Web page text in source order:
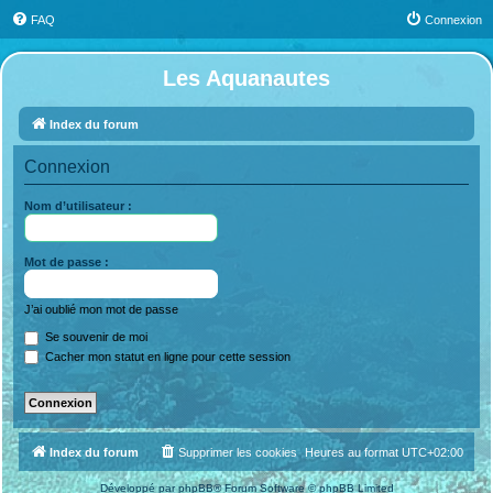
FAQ Connexion
Les Aquanautes
Index du forum
Connexion
Nom d’utilisateur :
Mot de passe :
J’ai oublié mon mot de passe
Se souvenir de moi
Cacher mon statut en ligne pour cette session
Index du forum Heures au format UTC+02:00
Supprimer les cookies
Développé par phpBB® Forum Software © phpBB Limited